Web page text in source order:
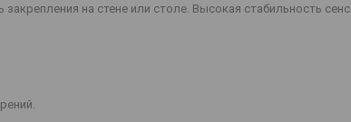
на стене или столе. Высокая стабильность